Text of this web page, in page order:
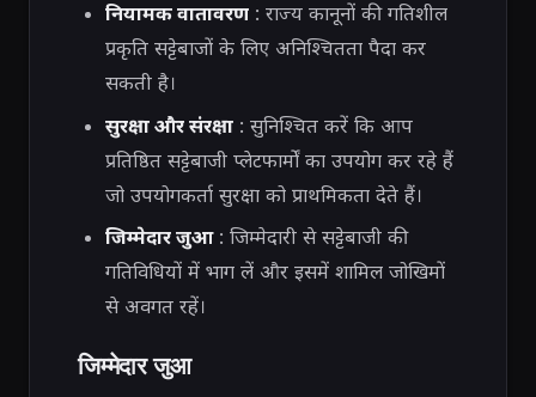
नियामक वातावरण: राज्य कानूनों की गतिशील
प्रकृति सट्टेबाजों के लिए अनिश्चितता पैदा कर
सकती है।
सुरक्षा और संरक्षा: सुनिश्चित करें कि आप
प्रतिष्ठित सट्टेबाजी प्लेटफार्मों का उपयोग कर रहे हैं
जो उपयोगकर्ता सुरक्षा को प्राथमिकता देते हैं।
जिम्मेदार जुआ: जिम्मेदारी से सट्टेबाजी की
गतिविधियों में भाग लें और इसमें शामिल जोखिमों
से अवगत रहें।
जिम्मेदार जुआ